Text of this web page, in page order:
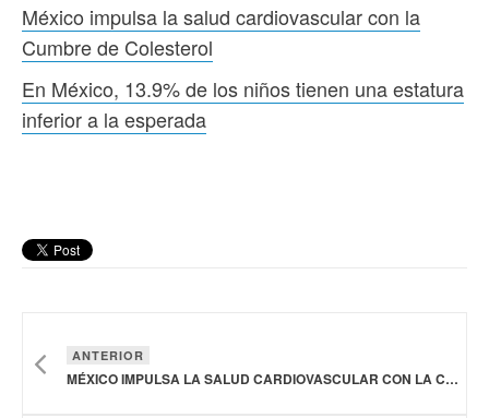
México impulsa la salud cardiovascular con la
Cumbre de Colesterol
En México, 13.9% de los niños tienen una estatura
inferior a la esperada
ANTERIOR
MÉXICO IMPULSA LA SALUD CARDIOVASCULAR CON LA CUMBRE DE COLESTEROL